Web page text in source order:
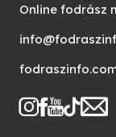
Online fodrász